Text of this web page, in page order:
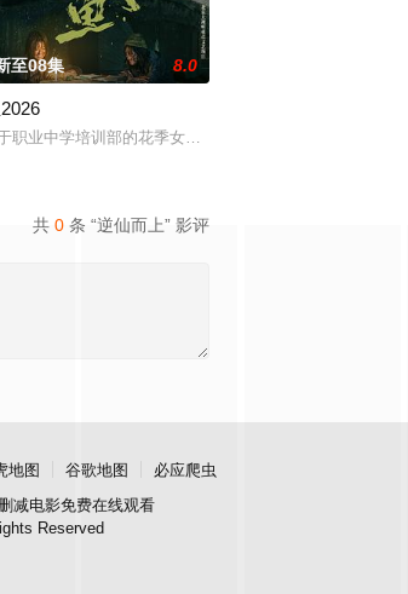
憧憬未来。为此，苏琳苦练口
你，哲学和生物学意义上的喜欢。”那个夜晚，他脸颊微
的小型军事演习中，郭子剑因不满演习流于形式，假传
至08集 8.0
职业中学培训部的花季女生苏琳（黄杨钿甜 饰），虽
共 0 条 “逆仙而上” 影评
地图 谷歌地图
必应爬虫
减电影免费在线观看
Reserved